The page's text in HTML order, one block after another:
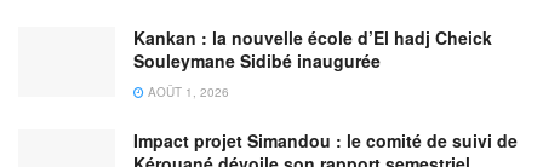
Kankan : la nouvelle école d’El hadj Cheick
Souleymane Sidibé inaugurée
AOÛT 1, 2026
Impact projet Simandou : le comité de suivi de